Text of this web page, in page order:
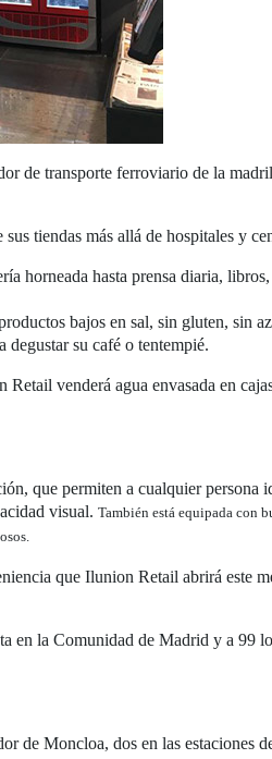
de transporte ferroviario de la
tiendas más allá de hospitales y
horneada hasta prensa diaria,
bajos en sal, sin gluten, sin
degustar su café o tentempié.
venderá agua envasada en
que permiten a cualquier
visual. También está equipada con
que Ilunion Retail abrirá este
en la Comunidad de Madrid y a 99
de Moncloa, dos en las estaciones